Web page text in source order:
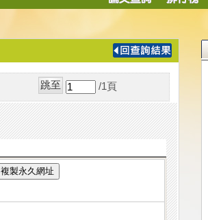
導
/1 頁
複製永久網址